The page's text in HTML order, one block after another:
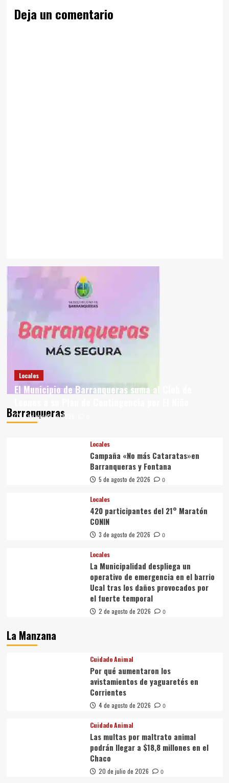
Deja un comentario
Barranqueras
Locales
El Municipio de Barranqueras suma al Club de
6 de agosto de 2026
Locales
Campaña «No más Cataratas»en
Barranqueras y Fontana
5 de agosto de 2026 0
Locales
420 participantes del 21° Maratón
CONIN
3 de agosto de 2026 0
Locales
La Municipalidad despliega un
operativo de emergencia en el barrio
Ucal tras los daños provocados por
el fuerte temporal
2 de agosto de 2026 0
La Manzana
Cuidado Animal
Por qué aumentaron los
avistamientos de yaguaretés en
Corrientes
4 de agosto de 2026 0
Cuidado Animal
Las multas por maltrato animal
podrán llegar a $18,8 millones en el
Chaco
20 de julio de 2026 0